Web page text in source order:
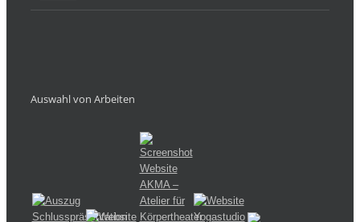
Auswahl von Arbeiten